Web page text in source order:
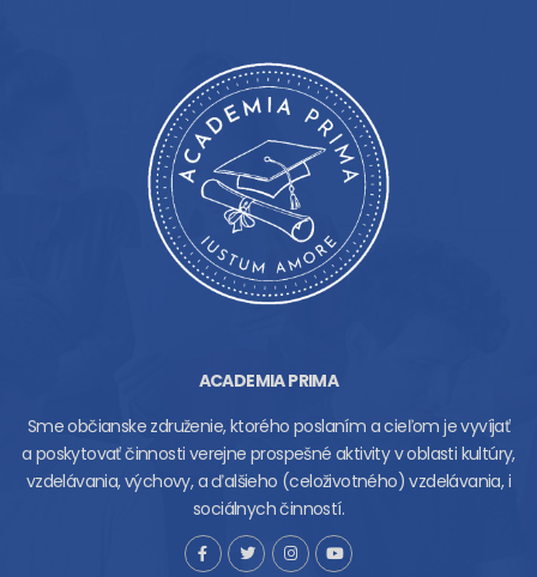
ACADEMIA PRIMA
Sme občianske združenie, ktorého poslaním a cieľom je vyvíjať
a poskytovať činnosti verejne prospešné aktivity v oblasti kultúry,
vzdelávania, výchovy, a ďalšieho (celoživotného) vzdelávania, i
sociálnych činností.